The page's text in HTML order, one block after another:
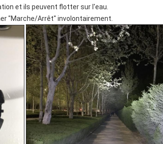
et ils peuvent flotter sur l'eau.
"Marche/Arrêt" involontairement.